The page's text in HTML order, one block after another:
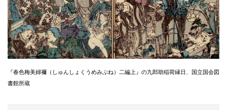
『春色梅美婦禰（しゅんしょくうめみぶね）二編上』の九郎助稲荷縁日、国立国会図
書館所蔵